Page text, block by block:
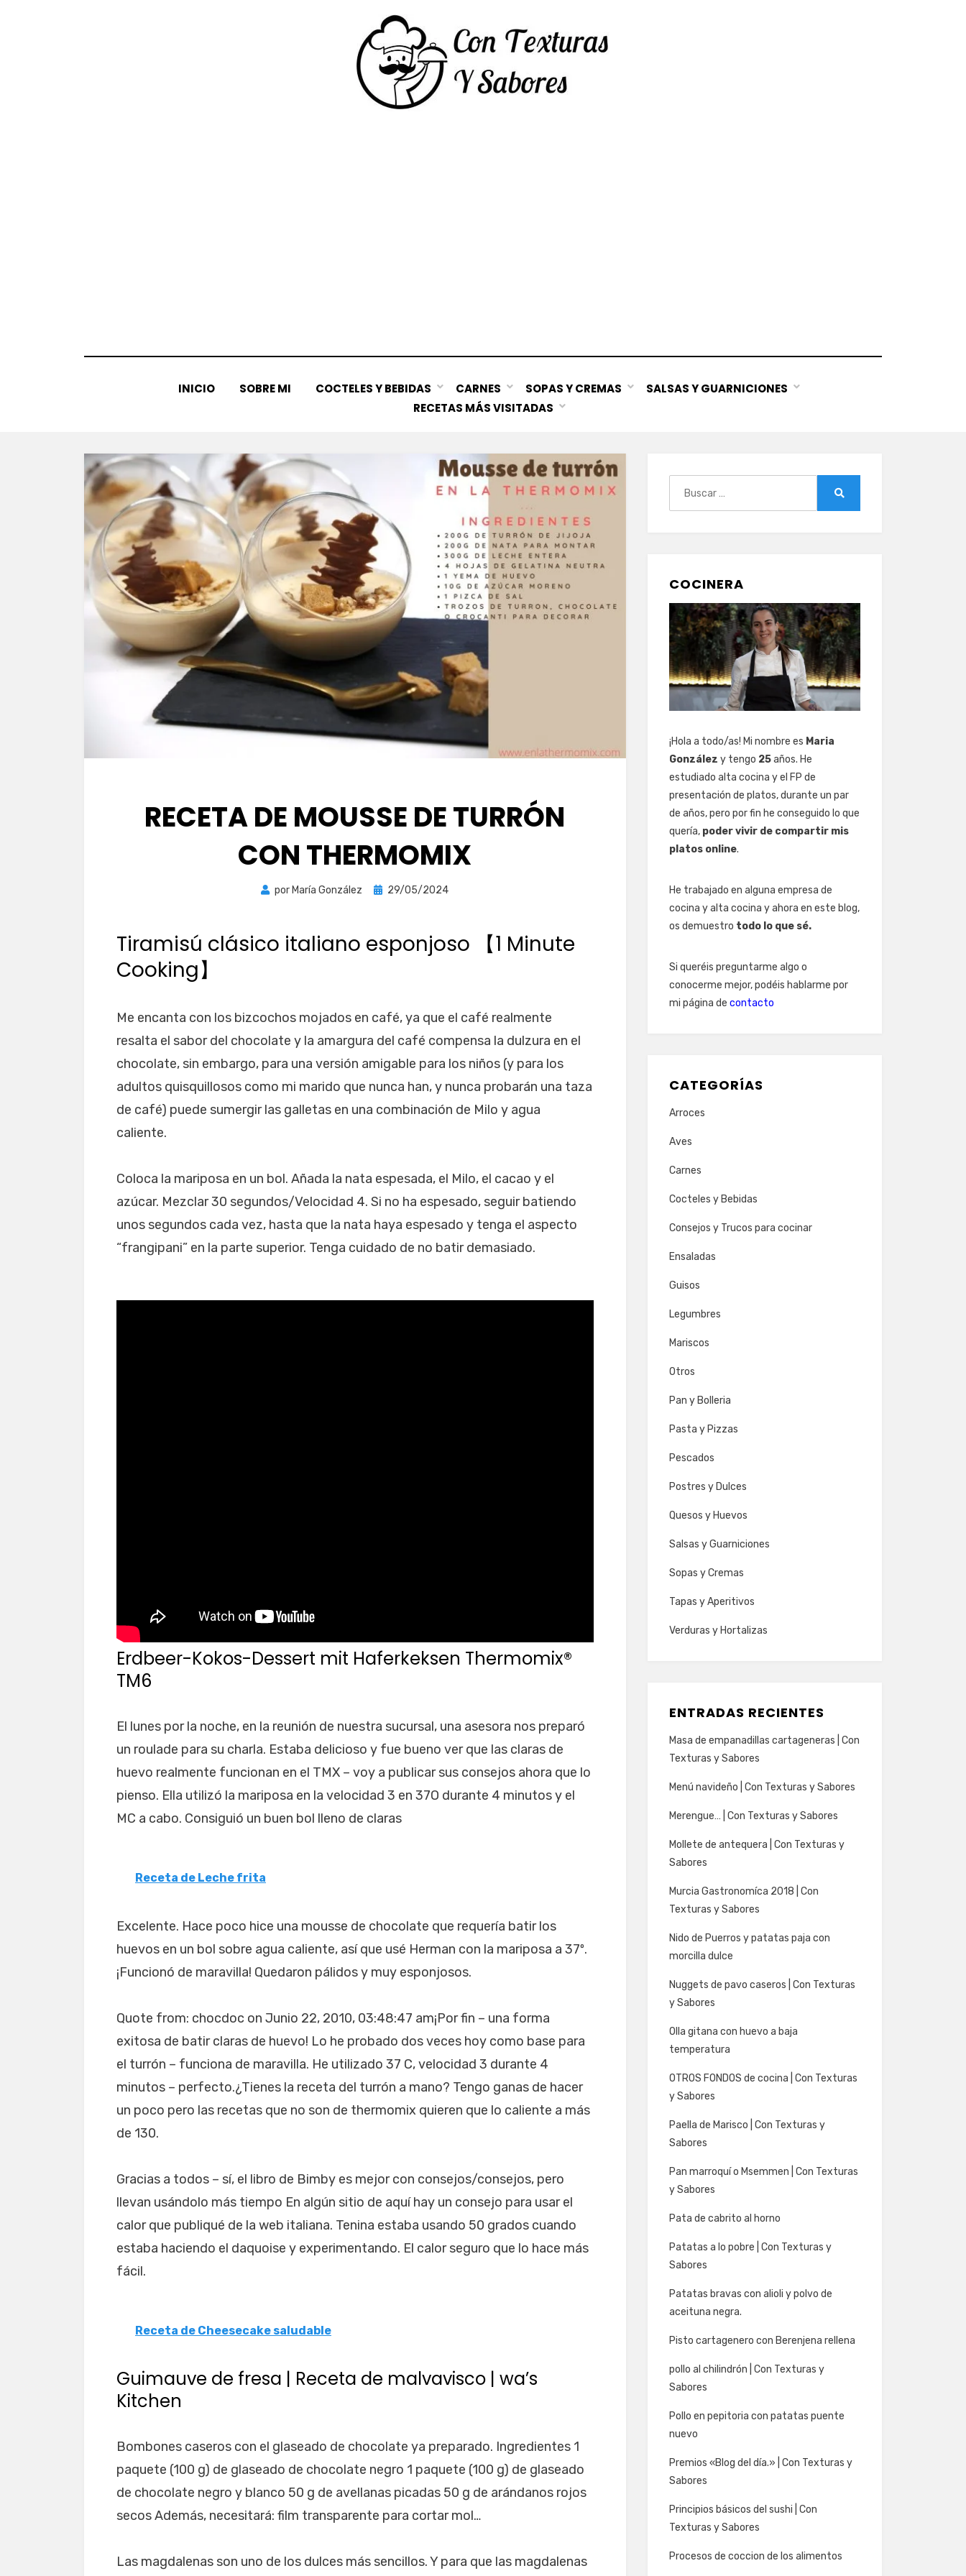
INICIO SOBRE MI COCTELES Y BEBIDAS CARNES SOPAS Y CREMAS
SALSAS Y GUARNICIONES
RECETAS MÁS VISITADAS
RECETA DE MOUSSE DE TURRÓN
CON THERMOMIX
por María González
Publicada
29/05/2024
Tiramisú clásico italiano esponjoso 【1 Minute
Cooking】
Me encanta con los bizcochos mojados en café, ya que el café realmente
resalta el sabor del chocolate y la amargura del café compensa la dulzura en el
chocolate, sin embargo, para una versión amigable para los niños (y para los
adultos quisquillosos como mi marido que nunca han, y nunca probarán una taza
de café) puede sumergir las galletas en una combinación de Milo y agua
caliente.
Coloca la mariposa en un bol. Añada la nata espesada, el Milo, el cacao y el
azúcar. Mezclar 30 segundos/Velocidad 4. Si no ha espesado, seguir batiendo
unos segundos cada vez, hasta que la nata haya espesado y tenga el aspecto
“frangipani” en la parte superior. Tenga cuidado de no batir demasiado.
Erdbeer-Kokos-Dessert mit Haferkeksen Thermomix®
TM6
El lunes por la noche, en la reunión de nuestra sucursal, una asesora nos preparó
un roulade para su charla. Estaba delicioso y fue bueno ver que las claras de
huevo realmente funcionan en el TMX – voy a publicar sus consejos ahora que lo
pienso. Ella utilizó la mariposa en la velocidad 3 en 37O durante 4 minutos y el
MC a cabo. Consiguió un buen bol lleno de claras
Receta de Leche frita
Excelente. Hace poco hice una mousse de chocolate que requería batir los
huevos en un bol sobre agua caliente, así que usé Herman con la mariposa a 37º.
¡Funcionó de maravilla! Quedaron pálidos y muy esponjosos.
Quote from: chocdoc on Junio 22, 2010, 03:48:47 am¡Por fin – una forma
exitosa de batir claras de huevo! Lo he probado dos veces hoy como base para
el turrón – funciona de maravilla. He utilizado 37 C, velocidad 3 durante 4
minutos – perfecto.¿Tienes la receta del turrón a mano? Tengo ganas de hacer
un poco pero las recetas que no son de thermomix quieren que lo caliente a más
de 130.
Gracias a todos – sí, el libro de Bimby es mejor con consejos/consejos, pero
llevan usándolo más tiempo En algún sitio de aquí hay un consejo para usar el
calor que publiqué de la web italiana. Tenina estaba usando 50 grados cuando
estaba haciendo el daquoise y experimentando. El calor seguro que lo hace más
fácil.
Receta de Cheesecake saludable
Guimauve de fresa | Receta de malvavisco | wa’s
Kitchen
Bombones caseros con el glaseado de chocolate ya preparado. Ingredientes 1
paquete (100 g) de glaseado de chocolate negro 1 paquete (100 g) de glaseado
de chocolate negro y blanco 50 g de avellanas picadas 50 g de arándanos rojos
secos Además, necesitará: film transparente para cortar mol…
Las magdalenas son uno de los dulces más sencillos. Y para que las magdalenas
COCINERA
¡Hola a todo/as! Mi nombre es Maria
González y tengo 25años. He
estudiado alta cocina y el FP de
presentación de platos, durante un par
de años, pero por fin he conseguido lo que
quería, poder vivir de compartir mis
platos online.
He trabajado en alguna empresa de
cocina y alta cocina y ahora en este blog,
os demuestro todo lo que sé.
Si queréis preguntarme algo o
conocerme mejor, podéis hablarme por
mi página de contacto
CATEGORÍAS
Arroces
Aves
Carnes
Cocteles y Bebidas
Consejos y Trucos para cocinar
Ensaladas
Guisos
Legumbres
Mariscos
Otros
Pan y Bolleria
Pasta y Pizzas
Pescados
Postres y Dulces
Quesos y Huevos
Salsas y Guarniciones
Sopas y Cremas
Tapas y Aperitivos
Verduras y Hortalizas
ENTRADAS RECIENTES
Masa de empanadillas cartageneras | Con
Texturas y Sabores
Menú navideño | Con Texturas y Sabores
Merengue… | Con Texturas y Sabores
Mollete de antequera | Con Texturas y
Sabores
Murcia Gastronomíca 2018 | Con
Texturas y Sabores
Nido de Puerros y patatas paja con
morcilla dulce
Nuggets de pavo caseros | Con Texturas
y Sabores
Olla gitana con huevo a baja
temperatura
OTROS FONDOS de cocina | Con Texturas
y Sabores
Paella de Marisco | Con Texturas y
Sabores
Pan marroquí o Msemmen | Con Texturas
y Sabores
Pata de cabrito al horno
Patatas a lo pobre | Con Texturas y
Sabores
Patatas bravas con alioli y polvo de
aceituna negra.
Pisto cartagenero con Berenjena rellena
pollo al chilindrón | Con Texturas y
Sabores
Pollo en pepitoria con patatas puente
nuevo
Premios «Blog del día.» | Con Texturas y
Sabores
Principios básicos del sushi | Con
Texturas y Sabores
Procesos de coccion de los alimentos